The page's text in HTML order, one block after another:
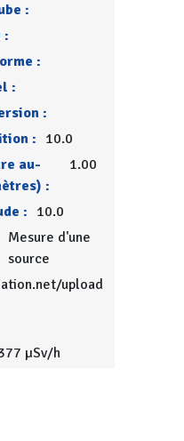
:
:
:
:
:
: 10.0
au-
:
1.00
: 10.0
Mesure d'une
source
upload
µSv/h